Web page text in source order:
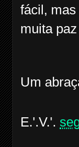
fácil,
muita
Um
E.'.V.'.